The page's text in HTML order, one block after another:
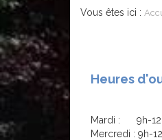
Vous êtes ici :
Heures
Mardi : 9h-
Mercredi : 9h-